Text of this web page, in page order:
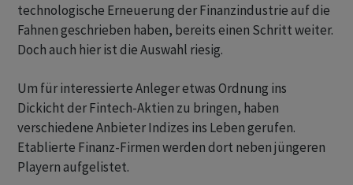
technologische Erneuerung der Finanzindustrie auf die
Fahnen geschrieben haben, bereits einen Schritt weiter.
Doch auch hier ist die Auswahl riesig.
Um für interessierte Anleger etwas Ordnung ins
Dickicht der Fintech-Aktien zu bringen, haben
verschiedene Anbieter Indizes ins Leben gerufen.
Etablierte Finanz-Firmen werden dort neben jüngeren
Playern aufgelistet.